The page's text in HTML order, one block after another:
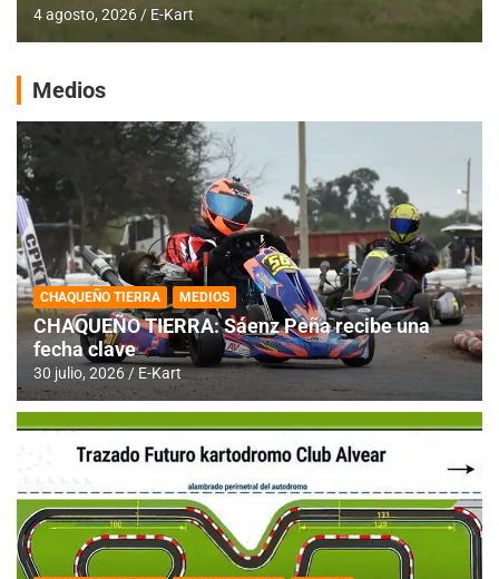
4 agosto, 2026 E-Kart
Medios
CHAQUEÑO TIERRA MEDIOS
CHAQUEÑO TIERRA: Sáenz Peña recibe una
fecha clave
30 julio, 2026 E-Kart